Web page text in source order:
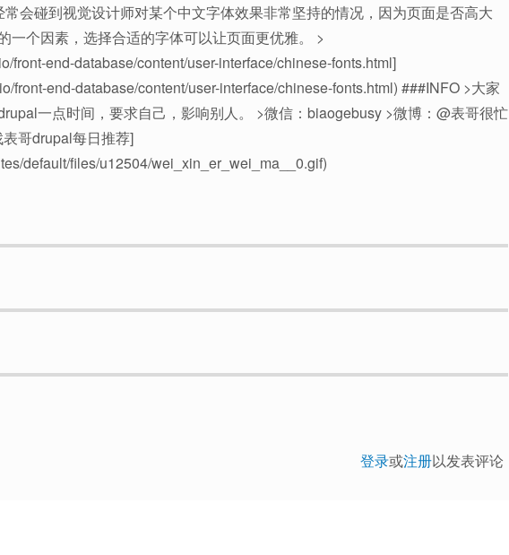
会碰到视觉设计师对某个中文字体效果非常坚持的情况，因为页面是否高大
一个因素，选择合适的字体可以让页面更优雅。 >
front-end-database/content/user-interface/chinese-fonts.html]
front-end-database/content/user-interface/chinese-fonts.html) ###INFO >大家
一点时间，要求自己，影响别人。 >微信：biaogebusy >微博：@表哥很忙
哥drupal每日推荐]
default/files/u12504/wei_xin_er_wei_ma__0.gif)
登录或注册以发表评论